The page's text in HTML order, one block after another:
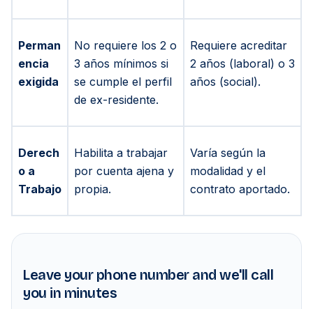
Perman
encia
exigida
No requiere los 2 o
3 años mínimos si
se cumple el perfil
de ex-residente.
Requiere acreditar
2 años (laboral) o 3
años (social).
Derech
o a
Trabajo
Habilita a trabajar
por cuenta ajena y
propia.
Varía según la
modalidad y el
contrato aportado.
Leave your phone number and we'll call
you in minutes